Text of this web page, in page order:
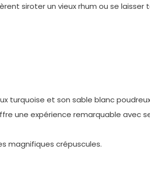
siroter un vieux rhum ou se laisser
turquoise et son sable blanc
une expérience remarquable avec
magnifiques crépuscules.